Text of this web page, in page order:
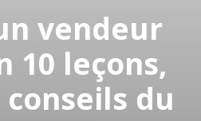
vendeur
10 leçons,
du